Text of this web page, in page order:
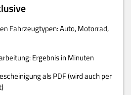
Fahrzeugtypen: Auto, Motorrad,
Ergebnis in Minuten
als PDF (wird auch per